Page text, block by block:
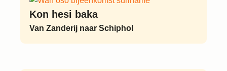
Kon hesi baka
Van Zanderij naar Schiphol